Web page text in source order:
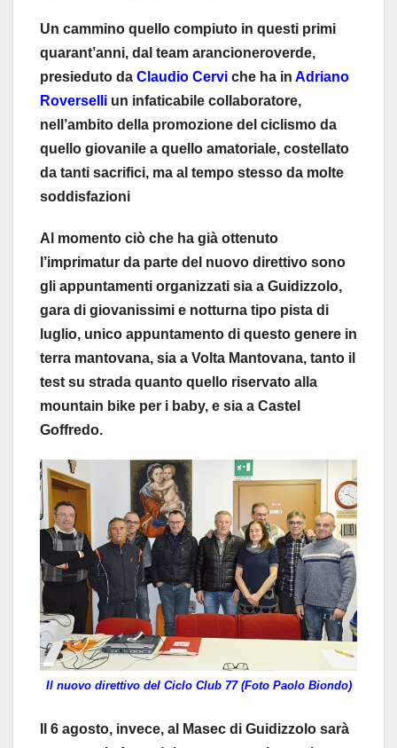
Un cammino quello compiuto in questi primi
quarant’anni, dal team arancioneroverde,
presieduto da Claudio Cervi che ha in Adriano
Roverselli un infaticabile collaboratore,
nell’ambito della promozione del ciclismo da
quello giovanile a quello amatoriale, costellato
da tanti sacrifici, ma al tempo stesso da molte
soddisfazioni
Al momento ciò che ha già ottenuto
l’imprimatur da parte del nuovo direttivo sono
gli appuntamenti organizzati sia a Guidizzolo,
gara di giovanissimi e notturna tipo pista di
luglio, unico appuntamento di questo genere in
terra mantovana, sia a Volta Mantovana, tanto il
test su strada quanto quello riservato alla
mountain bike per i baby, e sia a Castel
Goffredo.
Il nuovo direttivo del Ciclo Club 77 (Foto Paolo Biondo)
Il 6 agosto, invece, al Masec di Guidizzolo sarà